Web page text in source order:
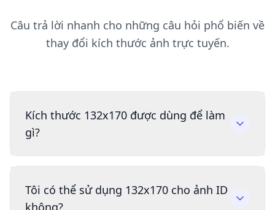
Câu trả lời nhanh cho những câu hỏi phổ biến về
thay đổi kích thước ảnh trực tuyến.
Kích thước 132x170 được dùng để làm
gì?
Tôi có thể sử dụng 132x170 cho ảnh ID